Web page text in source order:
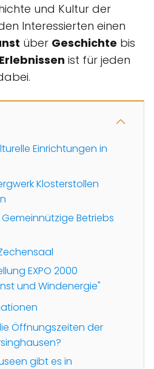
und Kultur der
Interessierten einen
über Geschichte bis
ist für jeden
Einrichtungen in
Klosterstollen
Betriebs
EXPO 2000
und Windenergie"
Öffnungszeiten der
gibt es in